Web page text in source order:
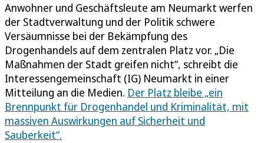
Anwohner und Geschäftsleute am Neumarkt werfen
der Stadtverwaltung und der Politik schwere
Versäumnisse bei der Bekämpfung des
Drogenhandels auf dem zentralen Platz vor. „Die
Maßnahmen der Stadt greifen nicht“, schreibt die
Interessengemeinschaft (IG) Neumarkt in einer
Mitteilung an die Medien. Der Platz bleibe „ein
Brennpunkt für Drogenhandel und Kriminalität, mit
massiven Auswirkungen auf Sicherheit und
Sauberkeit“.